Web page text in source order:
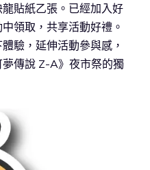
貼紙乙張。已經加入好
領取，共享活動好禮。
驗，延伸活動參與感，
傳說 Z-A》夜市祭的獨